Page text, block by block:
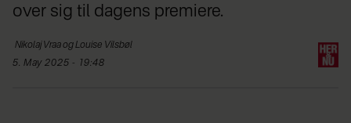
over sig til dagens premiere.
Nikolaj Vraa og Louise Vilsbøl
5. May 2025 - 19:48